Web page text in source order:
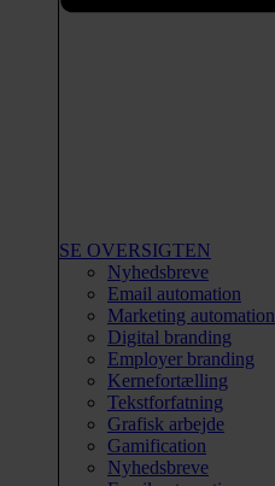
SE OVERSIGTEN
Nyhedsbreve
Email automation
Marketing automation
Digital branding
Employer branding
Kernefortælling
Tekstforfatning
Grafisk arbejde
Gamification
Nyhedsbreve